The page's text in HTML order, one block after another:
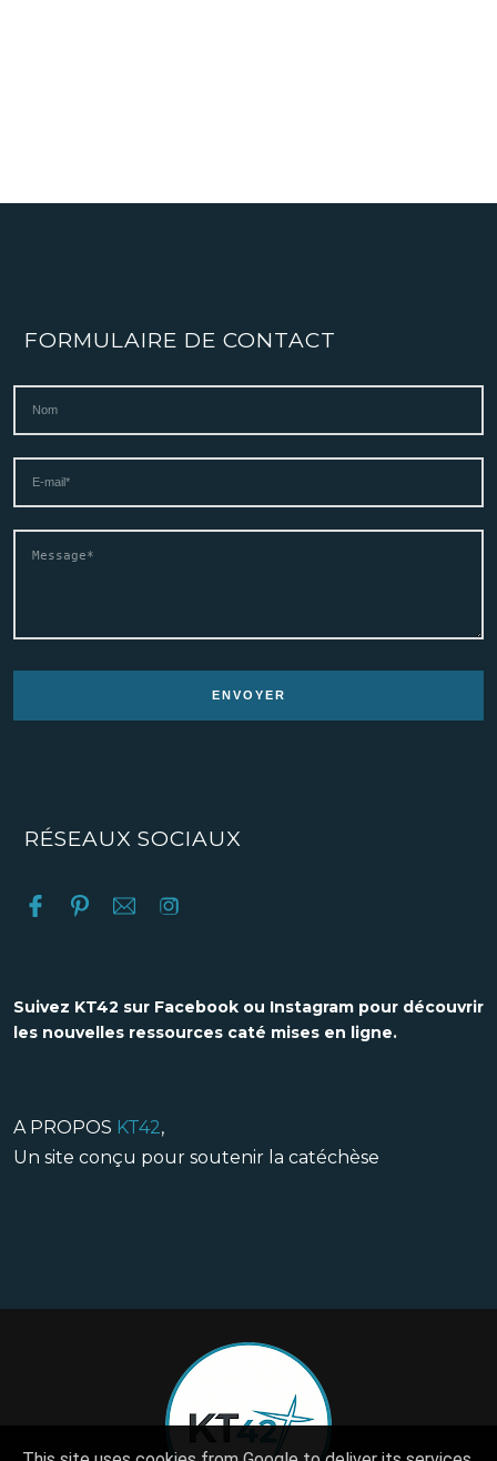
FORMULAIRE DE CONTACT
RÉSEAUX SOCIAUX
Suivez KT42 sur Facebook ou Instagram pour découvrir
les nouvelles ressources caté mises en ligne.
A PROPOS KT42,
Un site conçu pour soutenir la catéchèse